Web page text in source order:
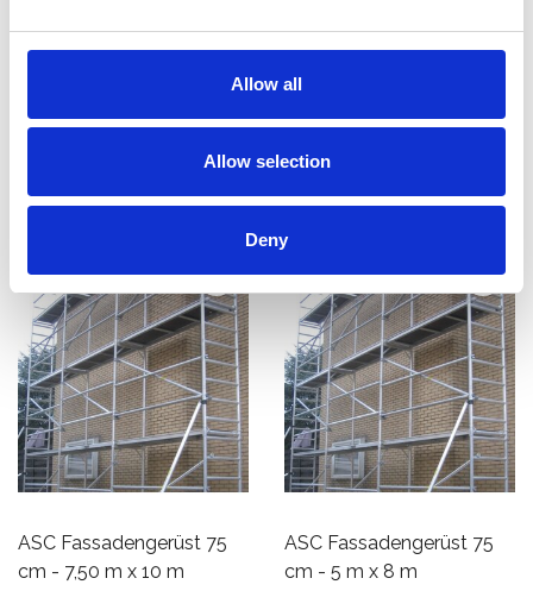
Allow all
Allow selection
Deny
cm - 6,10 m x 6 m
Exkl. MwSt
cm - 10 m x 10 m
€7.733,00
Exkl. MwSt
ASC Fassadengerüst 75
cm - 7,50 m x 10 m
ASC Fassadengerüst 75
cm - 5 m x 8 m